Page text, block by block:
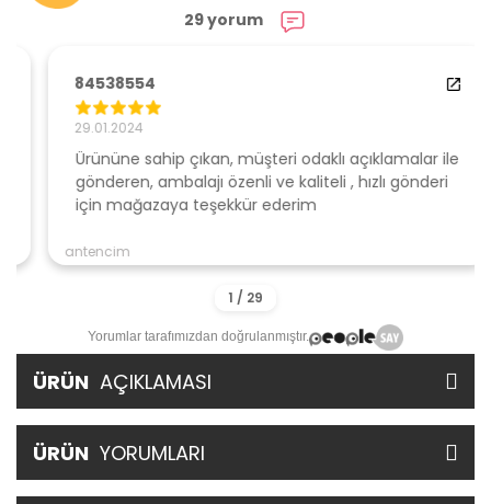
29 yorum
84538554
29.01.2024
Ürününe sahip çıkan, müşteri odaklı açıklamalar ile
gönderen, ambalajı özenli ve kaliteli , hızlı gönderi
için mağazaya teşekkür ederim
antencim
Yorumlar tarafımızdan doğrulanmıştır.
ÜRÜN AÇIKLAMASI
ÜRÜN YORUMLARI